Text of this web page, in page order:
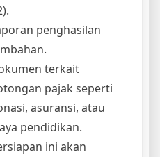
penghasilan
terkait
pajak seperti
asuransi, atau
pendidikan.
ini akan